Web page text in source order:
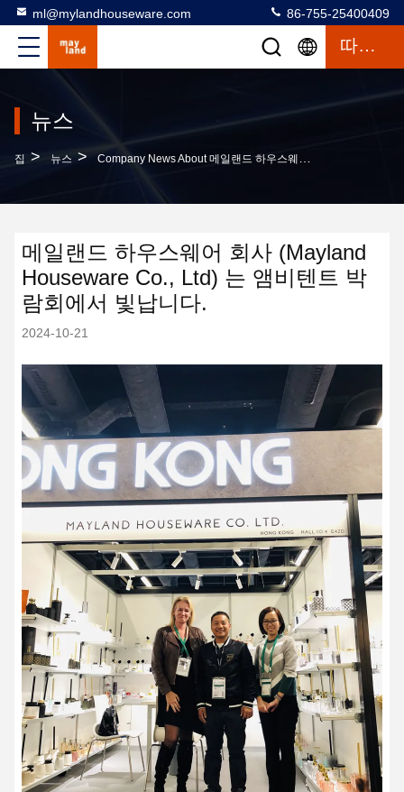
ml@mylandhouseware.com 86-755-25400409
따옴표
뉴스
집 > 뉴스 > Company News About 메일랜드 하우스웨어 회사 (Mayland Houseware Co., Ltd) 는 앰비텐트 박람회에서 빛납니다.
메일랜드 하우스웨어 회사 (Mayland
Houseware Co., Ltd) 는 앰비텐트 박
람회에서 빛납니다.
2024-10-21